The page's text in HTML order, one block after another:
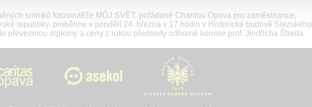
snímků fotosoutěže MŮJ SVĚT, pořádané Charitou Opava pro zaměstnance,
republiky, proběhne v pondělí 24. března v 17 hodin v Historické budově Slezského
převezmou diplomy a ceny z rukou předsedy odborné komise prof. Jindřicha Štreita.